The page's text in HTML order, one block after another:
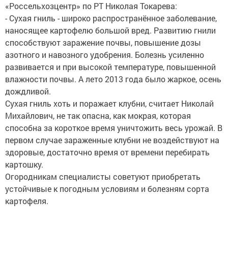
«Россельхозцентр» по РТ Николая Токарева:
- Сухая гниль - широко распространённое заболевание,
наносящее картофелю большой вред. Развитию гнили
способствуют заражение почвы, повышение дозы
азотного и навозного удобрения. Болезнь усиленно
развивается и при высокой температуре, повышенной
влажности почвы. А лето 2013 года было жаркое, осень
дождливой.
Сухая гниль хоть и поражает клубни, считает Николай
Михайлович, не так опасна, как мокрая, которая
способна за короткое время уничтожить весь урожай. В
первом случае зараженные клубни не воздействуют на
здоровые, достаточно время от времени перебирать
картошку.
Огородникам специалисты советуют приобретать
устойчивые к погодным условиям и болезням сорта
картофеля.